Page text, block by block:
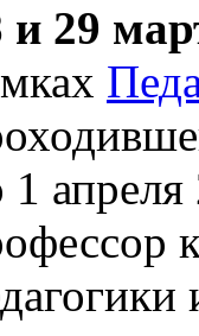
и 29
1